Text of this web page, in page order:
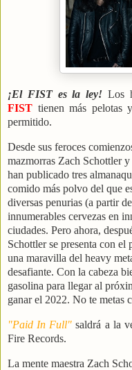
¡El FIST es la ley! Los
FIST tienen más pelotas
permitido.
Desde sus feroces
mazmorras Zach Schottler
han publicado tres
comido más polvo del que
diversas penurias (a partir
innumerables cervezas en
ciudades. Pero ahora,
Schottler se presenta con
una maravilla del heavy
desafiante. Con la cabeza
gasolina para llegar al
ganar el 2022. No te metas
"Paid In Full"saldrá a la
Fire Records.
La mente maestra Zach